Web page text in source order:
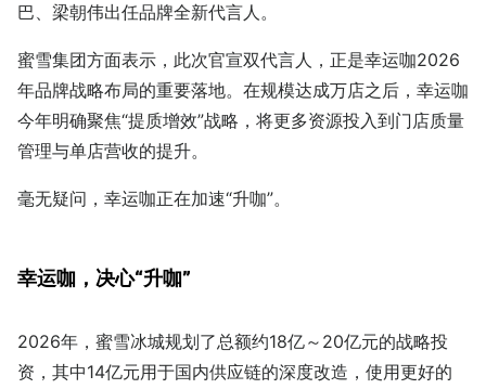
巴、梁朝伟出任品牌全新代言人。
蜜雪集团方面表示，此次官宣双代言人，正是幸运咖2026
年品牌战略布局的重要落地。在规模达成万店之后，幸运咖
今年明确聚焦“提质增效”战略，将更多资源投入到门店质量
管理与单店营收的提升。
毫无疑问，幸运咖正在加速“升咖”。
幸运咖，决心“升咖”
2026年，蜜雪冰城规划了总额约18亿～20亿元的战略投
资，其中14亿元用于国内供应链的深度改造，使用更好的